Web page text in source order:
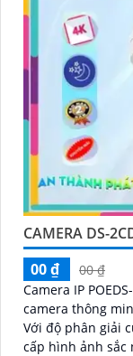
CAMERA DS-
00 ₫
00 ₫
Camera IP
camera thông
Với độ phân giải
cấp hình ảnh sắc